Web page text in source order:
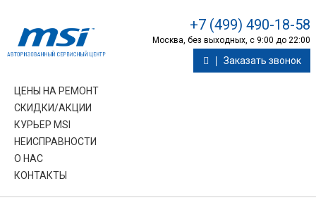
+7 (499) 490-18-58
Москва, без выходных, с 9:00 до 22:00
Заказать звонок
ЦЕНЫ НА РЕМОНТ
СКИДКИ/АКЦИИ
КУРЬЕР MSI
НЕИСПРАВНОСТИ
О НАС
КОНТАКТЫ